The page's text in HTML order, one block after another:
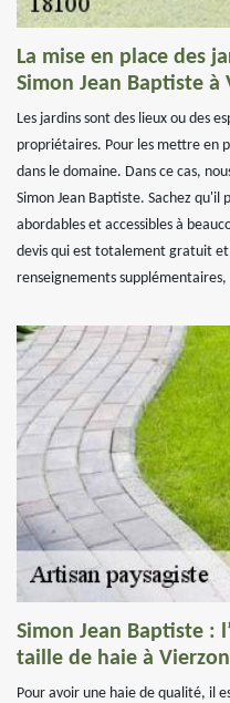
La mise en place des
Simon Jean Baptiste à
Les jardins sont des lieux ou des
propriétaires. Pour les mettre en
dans le domaine. Dans ce cas,
Simon Jean Baptiste. Sachez
abordables et accessibles à
devis qui est totalement gratuit et
renseignements
Simon Jean Baptiste :
taille de haie à Vierzon
Pour avoir une haie de qualité, il